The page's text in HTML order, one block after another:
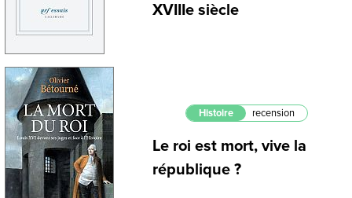
XVIIIe siècle
Histoire recension
Le roi est mort, vive la
république ?